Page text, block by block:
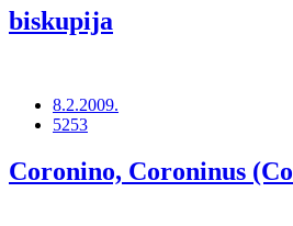
biskupija
8.2.2009.
5253
Coronino, Coroninus